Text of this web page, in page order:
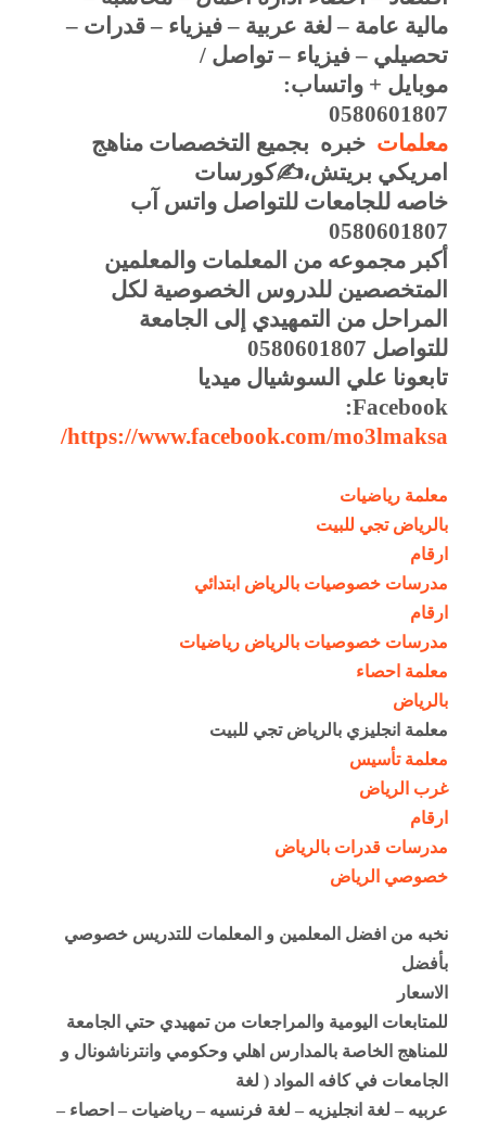
مالية عامة – لغة عربية – فيزياء – قدرات –
تحصيلي – فيزياء – تواصل /
موبايل + واتساب:
0580601807
معلمات خبره بجميع التخصصات مناهج
امريكي بريتش،✍كورسات
خاصه للجامعات للتواصل واتس آب
0580601807
‏‏‏‏‏‏‏‏أكبر مجموعه من المعلمات والمعلمين
المتخصصين للدروس الخصوصية لكل
المراحل من التمهيدي إلى الجامعة
للتواصل 0580601807
تابعونا علي السوشيال ميديا
Facebook:
https://www.facebook.com/mo3lmaksa/
معلمة رياضيات
بالرياض تجي للبيت
ارقام
مدرسات خصوصيات بالرياض ابتدائي
ارقام
مدرسات خصوصيات بالرياض رياضيات
معلمة احصاء
بالرياض
معلمة انجليزي بالرياض تجي للبيت
معلمة تأسيس
غرب الرياض
ارقام
مدرسات قدرات بالرياض
خصوصي الرياض
نخبه من افضل المعلمين و المعلمات للتدريس خصوصي
بأفضل
الاسعار
للمتابعات اليومية والمراجعات من تمهيدي حتي الجامعة
للمناهج الخاصة بالمدارس اهلي وحكومي وانترناشونال و
الجامعات في كافه المواد ( لغة
عربيه – لغة انجليزيه – لغة فرنسيه – رياضيات – احصاء –